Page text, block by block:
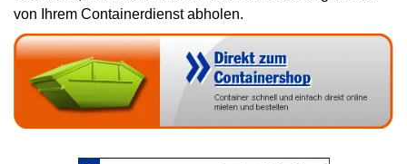
von Ihrem Containerdienst abholen.